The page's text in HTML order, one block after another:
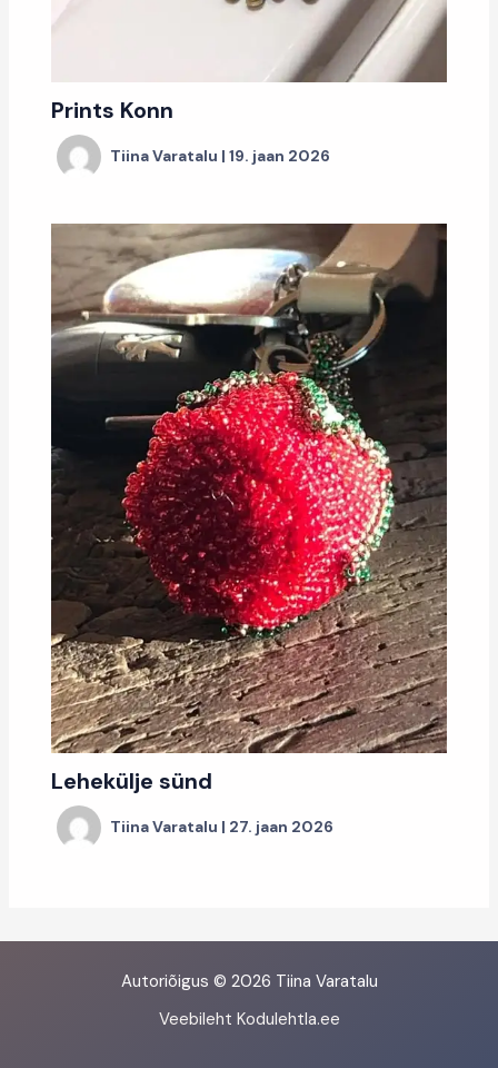
Prints Konn
Tiina Varatalu | 19. jaan 2026
Lehekülje sünd
Tiina Varatalu | 27. jaan 2026
Autoriõigus © 2026 Tiina Varatalu
Veebileht Kodulehtla.ee